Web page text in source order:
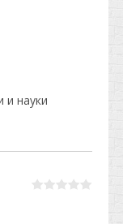
и науки